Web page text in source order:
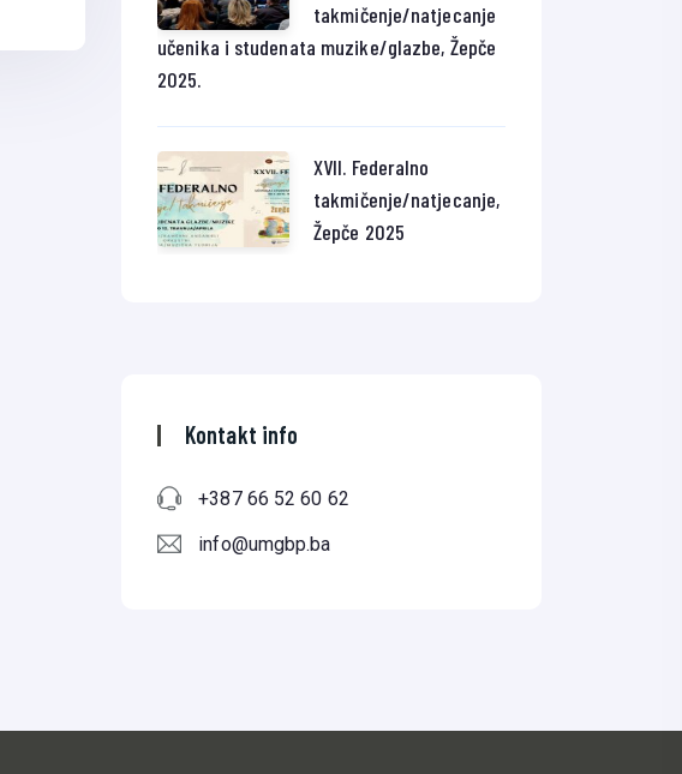
takmičenje/natjecanje
učenika i studenata muzike/glazbe, Žepče
2025.
XVII. Federalno
takmičenje/natjecanje,
Žepče 2025
Kontakt info
+387 66 52 60 62
info@umgbp.ba